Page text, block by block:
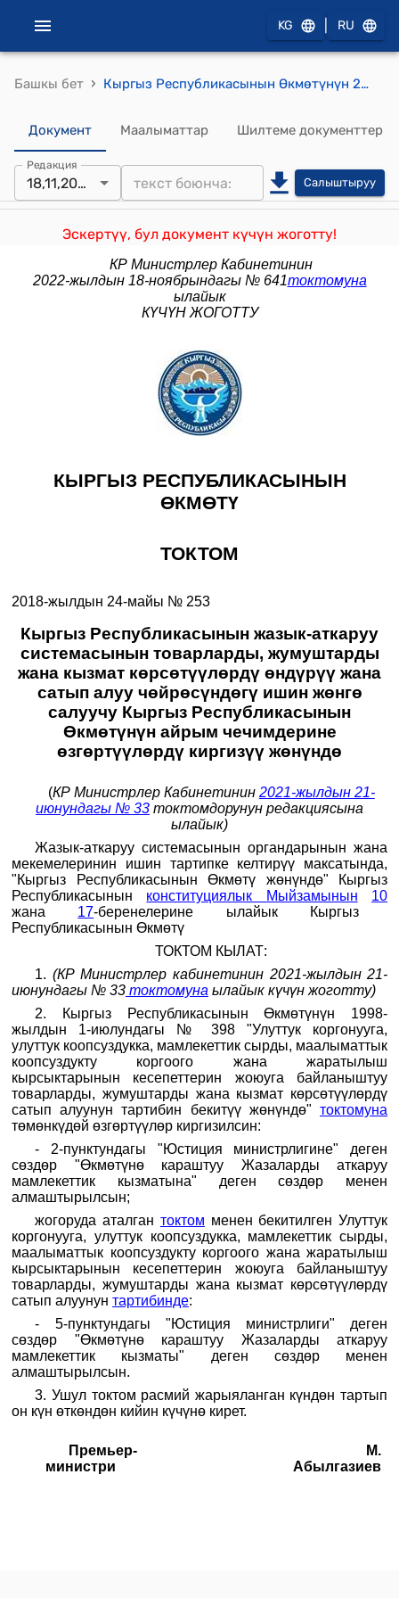
KG RU
Башкы бет › Кыргыз Республикасынын Өкмөтүнүн 2018-жылдын 24-майындагы № 253 "Кыргыз Республикасынын жазык-аткаруу системасынын товарларды, жумуштарды жана кызмат көрсөтүүлөрдү өндүрүү жана сатып алуу чөйрөсүндөгү ишин жөнгө салуучу Кыргыз Республикасынын Өкмөтүнүн айрым чечимдерине өзгөртүүлөрдү киргизүү жөнүндө" токтому
Документ Маалыматтар Шилтеме документтер
Редакция
18,11,2022 Салыштыруу
Эскертүү, бул документ күчүн жоготту!